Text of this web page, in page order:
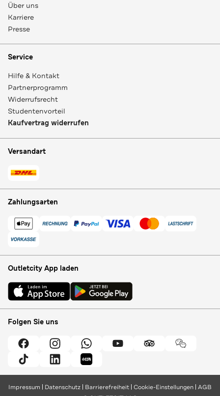
Über uns
Karriere
Presse
Service
Hilfe & Kontakt
Partnerprogramm
Widerrufsrecht
Studentenvorteil
Kaufvertrag widerrufen
Versandart
Zahlungsarten
Outletcity App laden
Folgen Sie uns
Impressum Datenschutz Barrierefreiheit Cookie-Einstellungen AGB